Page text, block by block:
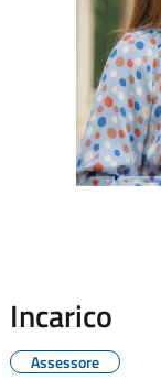
Incarico
Assessore